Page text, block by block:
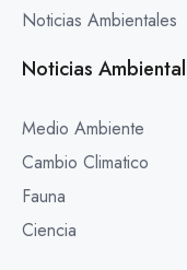
Noticias Ambientales
Noticias
Medio Ambiente
Cambio Climatico
Fauna
Ciencia